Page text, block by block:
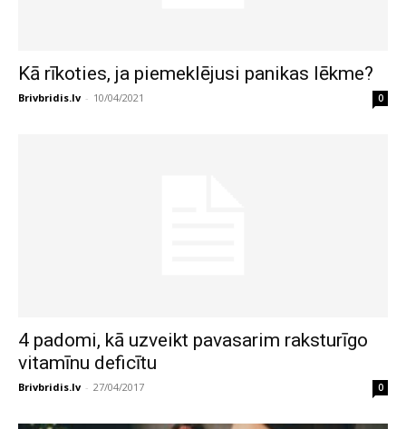
Kā rīkoties, ja piemeklējusi panikas lēkme?
Brivbridis.lv - 10/04/2021 0
4 padomi, kā uzveikt pavasarim raksturīgo
vitamīnu deficītu
Brivbridis.lv - 27/04/2017 0